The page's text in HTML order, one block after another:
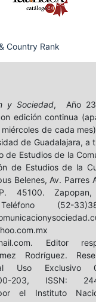
y Sociedad, Año
edición continua
de cada
de Guadalajara, a
de Estudios de la
de Estudios de la
Belenes, Av. Parres
45100. Zapopan,
(52-
Editor
Rodríguez.
Uso Exclusivo
203, ISSN:
el Instituto